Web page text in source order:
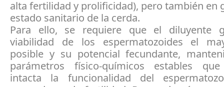
alta fertilidad y prolificidad), pero también en
estado sanitario de la cerda.
Para ello, se requiere que el diluyente
viabilidad de los espermatozoides el
posible y su potencial fecundante,
parámetros físico-químicos estables que
intacta la funcionalidad del